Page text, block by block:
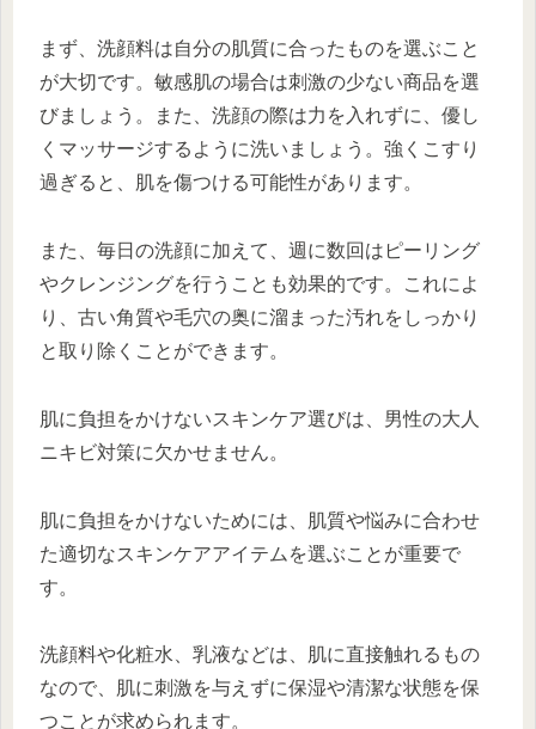
まず、洗顔料は自分の肌質に合ったものを選ぶこと
が大切です。敏感肌の場合は刺激の少ない商品を選
びましょう。また、洗顔の際は力を入れずに、優し
くマッサージするように洗いましょう。強くこすり
過ぎると、肌を傷つける可能性があります。
また、毎日の洗顔に加えて、週に数回はピーリング
やクレンジングを行うことも効果的です。これによ
り、古い角質や毛穴の奥に溜まった汚れをしっかり
と取り除くことができます。
肌に負担をかけないスキンケア選びは、男性の大人
ニキビ対策に欠かせません。
肌に負担をかけないためには、肌質や悩みに合わせ
た適切なスキンケアアイテムを選ぶことが重要で
す。
洗顔料や化粧水、乳液などは、肌に直接触れるもの
なので、肌に刺激を与えずに保湿や清潔な状態を保
つことが求められます。